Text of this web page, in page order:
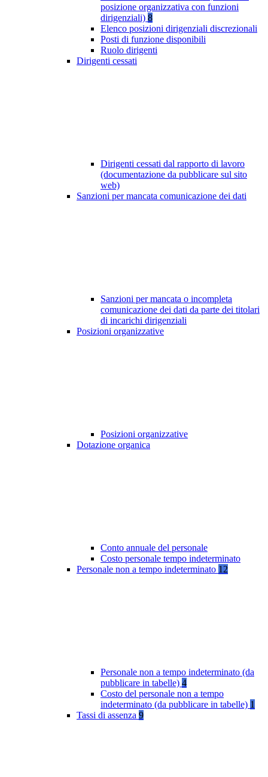
posizione organizzativa con funzioni
dirigenziali) 8
Elenco posizioni dirigenziali discrezionali
Posti di funzione disponibili
Ruolo dirigenti
Dirigenti cessati
Dirigenti cessati dal rapporto di lavoro
(documentazione da pubblicare sul sito
web)
Sanzioni per mancata comunicazione dei dati
Sanzioni per mancata o incompleta
comunicazione dei dati da parte dei titolari
di incarichi dirigenziali
Posizioni organizzative
Posizioni organizzative
Dotazione organica
Conto annuale del personale
Costo personale tempo indeterminato
Personale non a tempo indeterminato 12
Personale non a tempo indeterminato (da
pubblicare in tabelle) 4
Costo del personale non a tempo
indeterminato (da pubblicare in tabelle) 1
Tassi di assenza 9